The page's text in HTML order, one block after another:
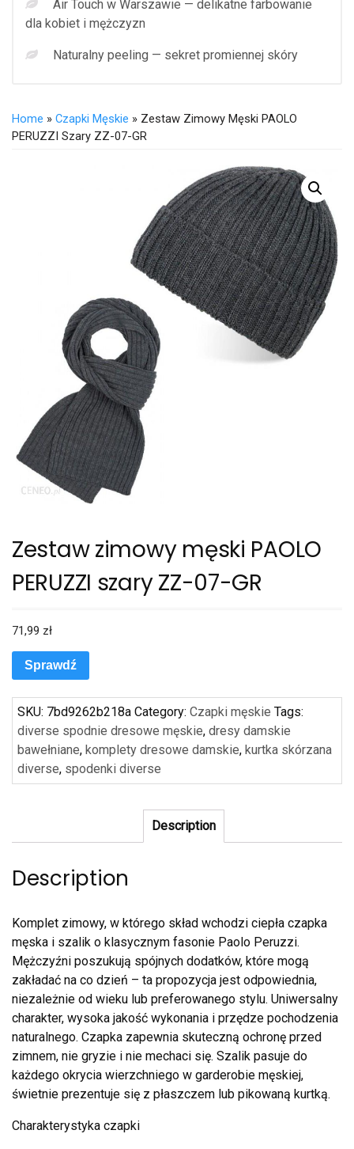
Air Touch w Warszawie — delikatne farbowanie
dla kobiet i mężczyzn
Naturalny peeling — sekret promiennej skóry
Home » Czapki Męskie » Zestaw Zimowy Męski PAOLO
PERUZZI Szary ZZ-07-GR
Zestaw zimowy męski PAOLO
PERUZZI szary ZZ-07-GR
71,99 zł
Sprawdź
SKU: 7bd9262b218a Category: Czapki męskie Tags:
diverse spodnie dresowe męskie, dresy damskie
bawełniane, komplety dresowe damskie, kurtka skórzana
diverse, spodenki diverse
Description
Description
Komplet zimowy, w którego skład wchodzi ciepła czapka
męska i szalik o klasycznym fasonie Paolo Peruzzi.
Mężczyźni poszukują spójnych dodatków, które mogą
zakładać na co dzień – ta propozycja jest odpowiednia,
niezależnie od wieku lub preferowanego stylu. Uniwersalny
charakter, wysoka jakość wykonania i przędze pochodzenia
naturalnego. Czapka zapewnia skuteczną ochronę przed
zimnem, nie gryzie i nie mechaci się. Szalik pasuje do
każdego okrycia wierzchniego w garderobie męskiej,
świetnie prezentuje się z płaszczem lub pikowaną kurtką.
Charakterystyka czapki